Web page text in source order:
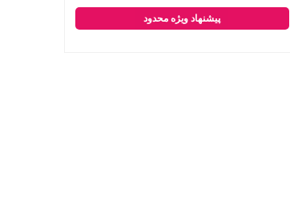
پیشنهاد ویژه محدود